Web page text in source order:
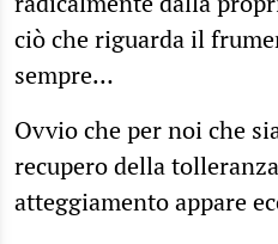
ciò che riguarda il
sempre…
Ovvio che per noi che
recupero della
atteggiamento appare